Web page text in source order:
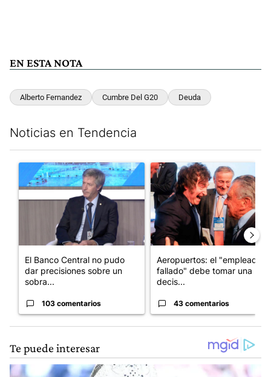
EN ESTA NOTA
Alberto Fernandez Cumbre Del G20 Deuda
Noticias en Tendencia
Un artículo de tendencia con el título "El Banco Central no
El Banco Central no pudo
dar precisiones sobre un
sobra...
103 comentarios
Un artículo de tendencia con
Aeropuertos: el "empleado
fallado" debe tomar una
decis...
43 comentarios